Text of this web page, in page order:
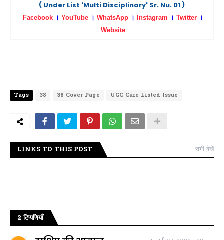
( Under List 'Multi Disciplinary' Sr. Nu. 01 )
Facebook । YouTube । WhatsApp । Instagram । Twitter ।
Website
Tags 38 38 Cover Page UGC Care Listed Issue
LINKS TO THIS POST सभी देखें
2 टिप्पणियाँ